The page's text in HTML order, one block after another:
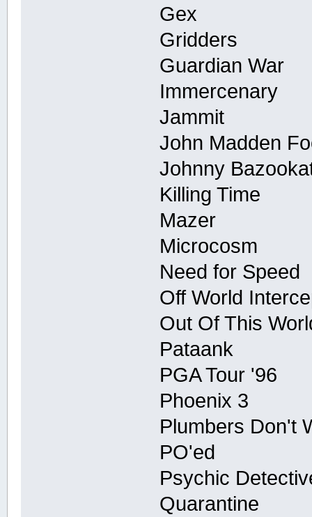
Gex
Gridders
Guardian War
Immercenary
Jammit
John Madden
Johnny
Killing Time
Mazer
Microcosm
Need for Speed
Off World
Out Of This
Pataank
PGA Tour '96
Phoenix 3
Plumbers Don't
PO'ed
Psychic
Quarantine